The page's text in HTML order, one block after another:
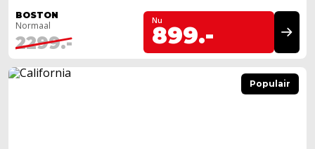
BOSTON
Normaal
2299.-
Nu
899.-
Populair